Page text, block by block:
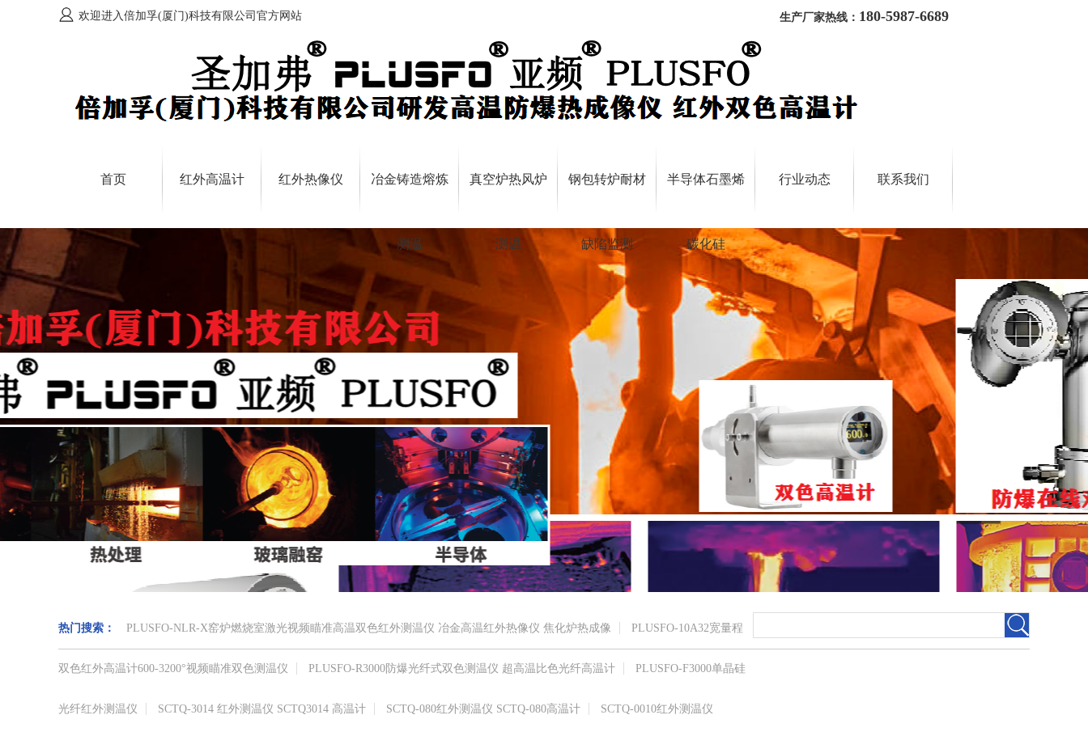
欢迎进入倍加孚(厦门)科技有限公司官方网站 生产厂家热线： 180-5987-6689
首页 红外高温计 红外热像仪 冶金铸造熔炼
测温
真空炉热风炉
测温
钢包转炉耐材
缺陷监测
半导体石墨烯
碳化硅
行业动态 联系我们
热门搜索： PLUSFO-NLR-X窑炉燃烧室激光视频瞄准高温双色红外测温仪 冶金高温红外热像仪 焦化炉热成像 PLUSFO-10A32宽量程
双色红外高温计​600-3200°视频瞄准​双色测温仪 PLUSFO-R3000防爆光纤式双色测温仪 超高温比色光纤高温计 PLUSFO-F3000单晶硅​
光纤红外测温仪 SCTQ-3014 红外测温仪 SCTQ3014 高温计 SCTQ-080红外测温仪 SCTQ-080高温计 SCTQ-0010红外测温仪